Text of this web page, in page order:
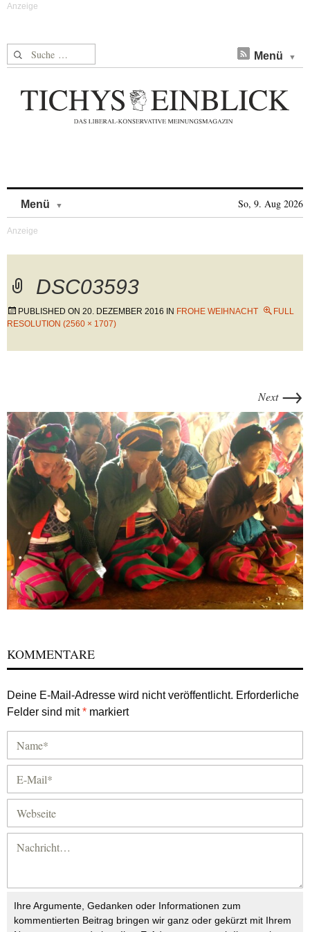
Suche nach: Menü
Menü So, 9. Aug 2026
DSC03593
PUBLISHED ON 20. DEZEMBER 2016 IN FROHE WEIHNACHT
FULL
RESOLUTION (2560 × 1707)
Next →
KOMMENTARE
Deine E-Mail-Adresse wird nicht veröffentlicht. Erforderliche
Felder sind mit* markiert
Ihre Argumente, Gedanken oder Informationen zum
kommentierten Beitrag bringen wir ganz oder gekürzt mit Ihrem